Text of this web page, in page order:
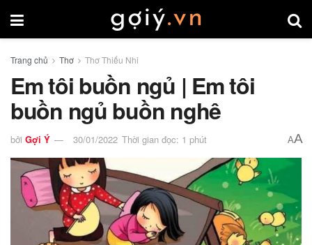
Trang chủ Thơ Thơ Thiếu Nhi
Em tôi buồn ngủ | Em tôi
buồn ngủ buồn nghê
bởi Gợi Ý 30/01/2022 Thời gian đọc: 1 phút AA